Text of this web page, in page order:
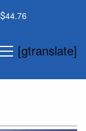
44.76
[gtranslate]